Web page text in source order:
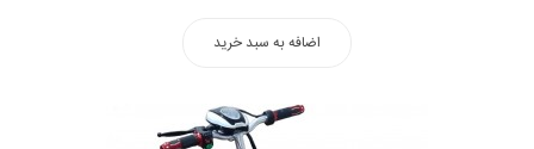
اضافه به سبد خرید